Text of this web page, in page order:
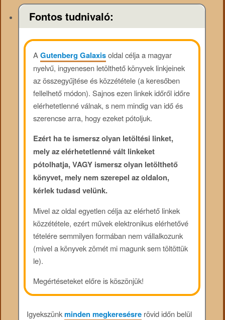
Fontos tudnivaló:
AGutenberg Galaxisoldal célja a magyar
nyelvű, ingyenesen letölthető könyvek linkjeinek
az összegyűjtése és közzététele (a keresőben
fellelhető módon). Sajnos ezen linkek időről időre
elérhetetlenné válnak, s nem mindig van idő és
szerencse arra, hogy ezeket pótoljuk.
Ezért ha te ismersz olyan letöltési linket,
mely az elérhetetlenné vált linkeket
pótolhatja, VAGY ismersz olyan letölthető
könyvet, mely nem szerepel az oldalon,
kérlek tudasd velünk.
Mivel az oldal egyetlen célja az elérhető linkek
közzététele, ezért művek elektronikus elérhetővé
tételére semmilyen formában nem vállalkozunk
(mivel a könyvek zömét mi magunk sem töltöttük
le).
Megértéseteket előre is köszönjük!
Igyekszünkminden megkeresésrerövid időn belül